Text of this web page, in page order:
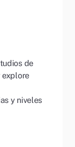
de
explore
y niveles